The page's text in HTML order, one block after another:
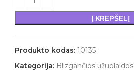
Į KREPŠELĮ
Produkto kodas: 10135
Kategorija: Blizgančios užuolaidos